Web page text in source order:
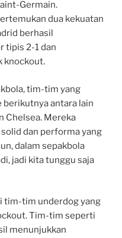
Germain.
dua kekuatan
berhasil
tipis 2-1 dan
knockout.
tim-tim yang
berikutnya antara lain
Chelsea. Mereka
dan performa yang
dalam sepakbola
jadi kita tunggu saja
tim-tim underdog yang
Tim-tim seperti
menunjukkan